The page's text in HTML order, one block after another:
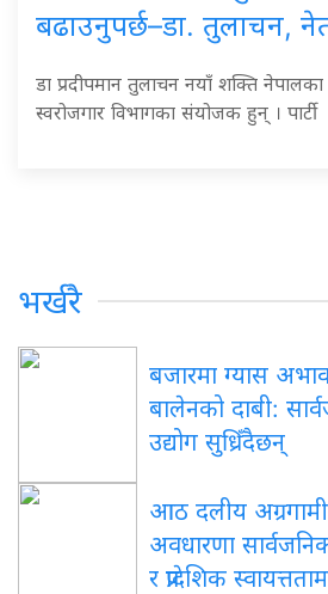
बढाउनुपर्छ–डा. तुलाचन,
डा प्रदीपमान तुलाचन नयाँ शक्ति नेपालका
स्वरोजगार विभागका संयोजक हुन् । पार्टी
भर्खरै
बजारमा ग्यास
बालेनको दाबी:
उद्योग सुध्रिँदैछन्
आठ दलीय अग्रगामी
अवधारणा
र प्रादेशिक